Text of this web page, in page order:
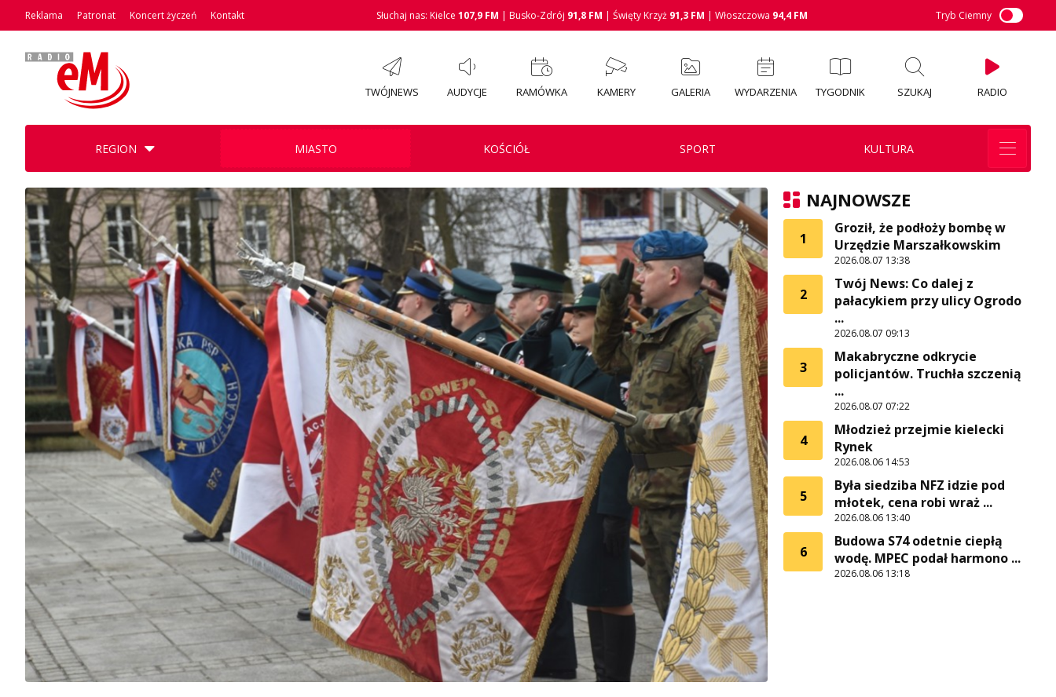
Reklama Patronat Koncert życzeń Kontakt Słuchaj nas: Kielce 107,9 FM | Busko-Zdrój 91,8 FM | Święty Krzyż 91,3 FM | Włoszczowa 94,4 FM Tryb Ciemny
TWÓJNEWS AUDYCJE RAMÓWKA KAMERY GALERIA WYDARZENIA TYGODNIK SZUKAJ RADIO
REGION MIASTO KOŚCIÓŁ SPORT KULTURA
NAJNOWSZE
1
Groził, że podłoży bombę w
Urzędzie Marszałkowskim
2026.08.07 13:38
2
Twój News: Co dalej z
pałacykiem przy ulicy Ogrodo
...
2026.08.07 09:13
3
Makabryczne odkrycie
policjantów. Truchła szczenią
...
2026.08.07 07:22
4
Młodzież przejmie kielecki
Rynek
2026.08.06 14:53
5
Była siedziba NFZ idzie pod
młotek, cena robi wraż ...
2026.08.06 13:40
6
Budowa S74 odetnie ciepłą
wodę. MPEC podał harmono ...
2026.08.06 13:18